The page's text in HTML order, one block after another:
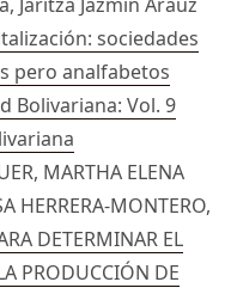
sociedades
pero analfabetos
Bolivariana: Vol. 9
MARTHA ELENA
HERRERA-MONTERO,
DETERMINAR EL
PRODUCCIÓN DE